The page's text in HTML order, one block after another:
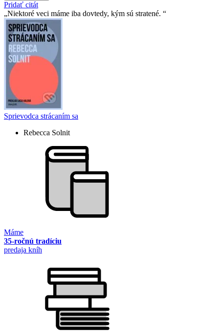
Pridať citát
Niektoré veci máme iba dovtedy, kým sú stratené.
Sprievodca strácaním sa
Rebecca Solnit
Máme
35-ročnú tradíciu
predaja kníh